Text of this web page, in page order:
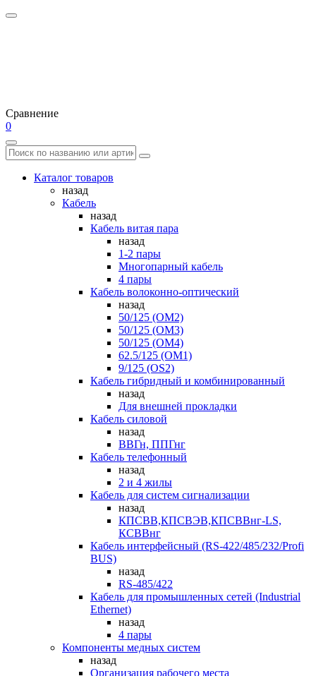
Сравнение
0
Каталог товаров
назад
Кабель
назад
Кабель витая пара
назад
1-2 пары
Многопарный кабель
4 пары
Кабель волоконно-оптический
назад
50/125 (OM2)
50/125 (OM3)
50/125 (OM4)
62.5/125 (OM1)
9/125 (OS2)
Кабель гибридный и комбинированный
назад
Для внешней прокладки
Кабель силовой
назад
ВВГн, ППГнг
Кабель телефонный
назад
2 и 4 жилы
Кабель для систем сигнализации
назад
КПСВВ,КПСВЭВ,КПСВВнг-LS,
КСВВнг
Кабель интерфейсный (RS-422/485/232/Profi
BUS)
назад
RS-485/422
Кабель для промышленных сетей (Industrial
Ethernet)
назад
4 пары
Компоненты медных систем
назад
Организация рабочего места